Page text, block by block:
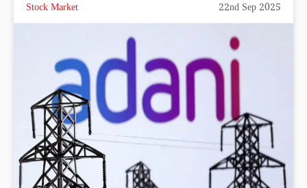
Stock Market 22nd Sep 2025